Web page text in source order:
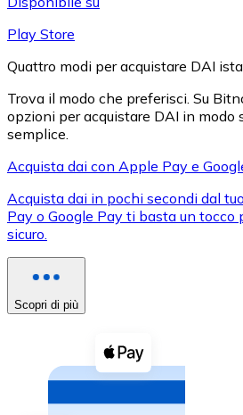
XRP
XRP
Vedi tutto
Buoni cripto
Acquista criptovalute in
Acquista con contanti
Play Store
Quattro modi per acquistare DAI
Trova il modo che preferisci. Su
opzioni per acquistare DAI in modo
semplice.
Acquista dai con Apple Pay e
Acquista dai in pochi secondi dal
Pay o Google Pay ti basta un tocco
sicuro.
Scopri di più